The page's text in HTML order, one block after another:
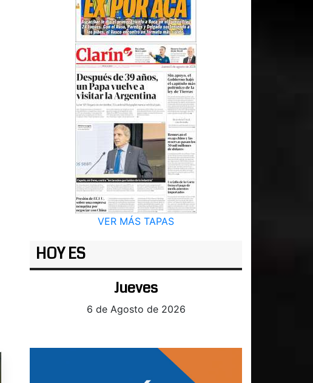
VER MÁS TAPAS
HOY ES
Jueves
6 de Agosto de 2026